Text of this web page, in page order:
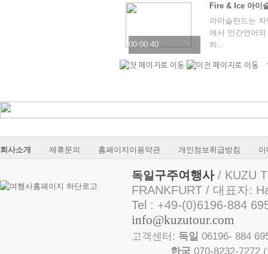
00:00:40
Fire & Ice 아이
아이슬란드는
에서 인간언어
하..
회사소개 제휴문의 홈페이지이용약관 개인정보취급방침
독일구주여행사/ KUZU
FRANKFURT / 대표자:
Tel : +49-(0)6196-884
info@kuzutour.com
고객센터: 독일 06196- 884
한국 070-8232-7272